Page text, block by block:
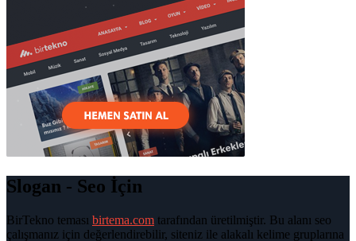
Slogan - Seo İçin
BirTekno teması birtema.com tarafından üretilmiştir. Bu alanı seo
çalışmanız için değerlendirebilir, siteniz ile alakalı kelime gruplarına